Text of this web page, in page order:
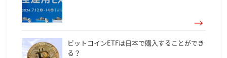
ビットコインETFは日本で購入することができ
る？